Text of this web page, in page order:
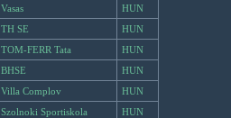
Vasas
HUN
TH SE
HUN
TOM-FERR Tata
HUN
BHSE
HUN
Villa Complov
HUN
Szolnoki Sportiskola
HUN